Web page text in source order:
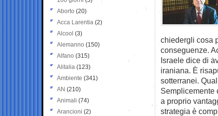
chiedergli cosa
conseguenze.
Israele dice di
iraniana. È
sotterranei.
Semplicemente
a proprio
strategia è
Aborto (20)
Acca Larentia (2)
Alcool (3)
Alemanno (150)
Alfano (315)
Alitalia (123)
Ambiente (341)
AN (210)
Animali (74)
Arancioni (2)